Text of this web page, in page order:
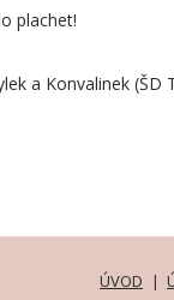
plachet!
a Konvalinek (ŠD
ÚVOD